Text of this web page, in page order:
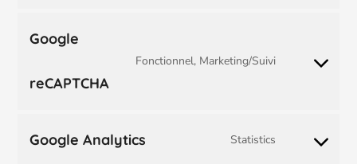
Google
reCAPTCHA
Fonctionnel, Marketing/Suivi
Google Analytics Statistics